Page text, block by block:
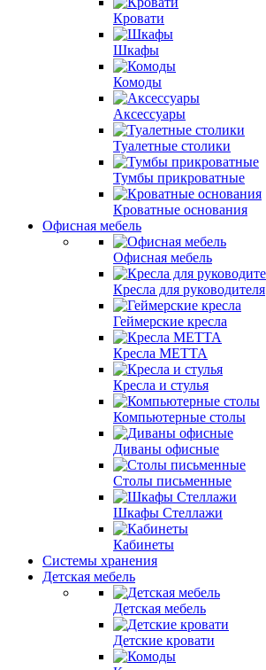
Кровати
Шкафы
Комоды
Аксессуары
Туалетные столики
Тумбы прикроватные
Кроватные основания
Офисная мебель
Офисная мебель
Кресла для руководителя
Геймерские кресла
Кресла МЕТТА
Кресла и стулья
Компьютерные столы
Диваны офисные
Столы письменные
Шкафы Стеллажи
Кабинеты
Системы хранения
Детская мебель
Детская мебель
Детские кровати